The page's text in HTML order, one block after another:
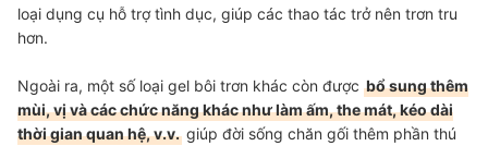
loại dụng cụ hỗ trợ tình dục, giúp các thao tác trở nên trơn tru
hơn.
Ngoài ra, một số loại gel bôi trơn khác còn được bổ sung thêm
mùi, vị và các chức năng khác như làm ấm, the mát, kéo dài
thời gian quan hệ, v.v. giúp đời sống chăn gối thêm phần thú